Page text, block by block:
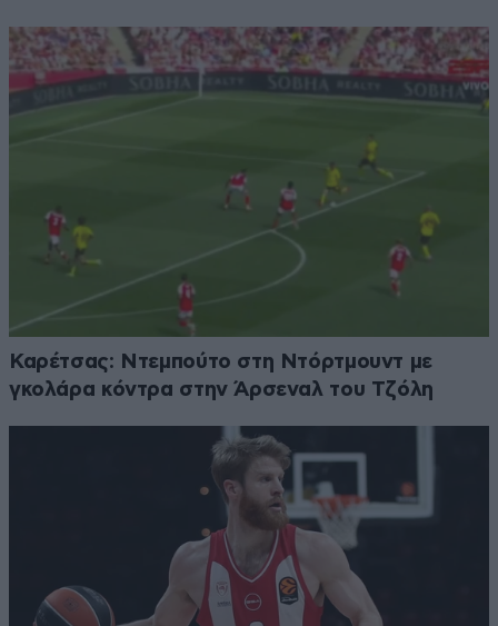
Καρέτσας: Ντεμπούτο στη Ντόρτμουντ με
γκολάρα κόντρα στην Άρσεναλ του Τζόλη